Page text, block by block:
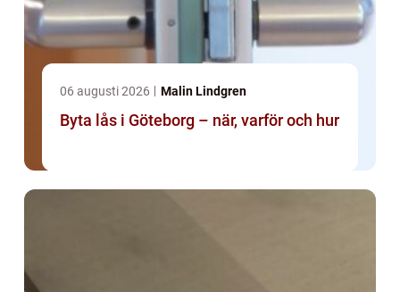
06 augusti 2026 Malin Lindgren
Byta lås i Göteborg – när, varför och hur